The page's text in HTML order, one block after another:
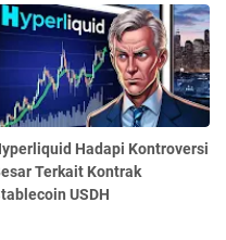
Hadapi Kontroversi
Terkait Kontrak
USDH